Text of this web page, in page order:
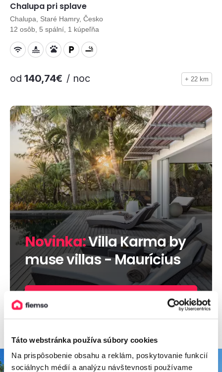
Táto webstránka používa súbory cookies
Na prispôsobenie obsahu a reklám, poskytovanie funkcií
sociálnych médií a analýzu návštevnosti používame
Chalupa pri splave
Chalupa, Staré Hamry, Česko
12 osôb, 5 spální, 1 kúpeľňa
od 140,74€ / noc + 22 km
Novinka:Villa Karma by
muse villas - Maurícius